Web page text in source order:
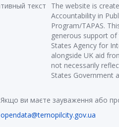
The website is
Accountability in
Program/TAPAS.
generous support
States Agency for
alongside UK aid
not necessarily
States Government
Якщо ви маєте зауваження або
opendata@ternopilcity.gov.ua